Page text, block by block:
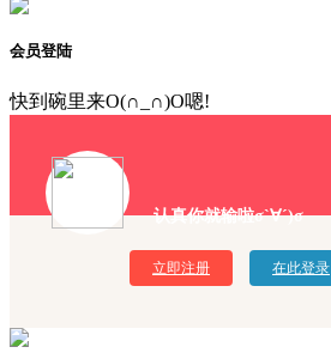
会员登陆
快到碗里来O(∩_∩)O嗯!
认真你就输啦σ`∀´)σ
立即注册 在此登录